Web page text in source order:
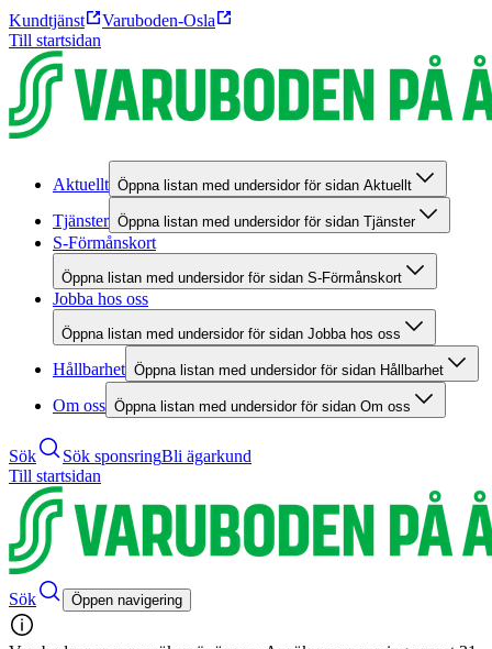
Kundtjänst
Varuboden-Osla
Till startsidan
Aktuellt Öppna listan med undersidor för sidan Aktuellt
Tjänster Öppna listan med undersidor för sidan Tjänster
S-Förmånskort
Öppna listan med undersidor för sidan S-Förmånskort
Jobba hos oss
Öppna listan med undersidor för sidan Jobba hos oss
Hållbarhet Öppna listan med undersidor för sidan Hållbarhet
Om oss Öppna listan med undersidor för sidan Om oss
Sök Sök sponsringBli ägarkund
Till startsidan
Sök Öppen navigering